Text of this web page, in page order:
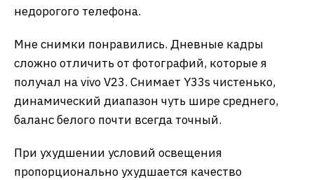
недорогого телефона.
Мне снимки понравились. Дневные кадры
сложно отличить от фотографий, которые я
получал на vivo V23. Снимает Y33s чистенько,
динамический диапазон чуть шире среднего,
баланс белого почти всегда точный.
При ухудшении условий освещения
пропорционально ухудшается качество